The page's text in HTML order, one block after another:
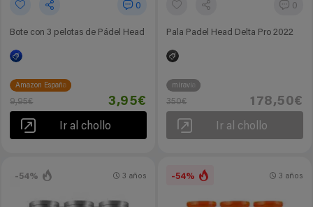
0
Bote con 3 pelotas de Pádel Head
Amazon España
9,95€ 3,95€
Ir al chollo
0
Pala Padel Head Delta Pro 2022
miravia
350€ 178,50€
Ir al chollo
-54% 3 años -54% 3 años